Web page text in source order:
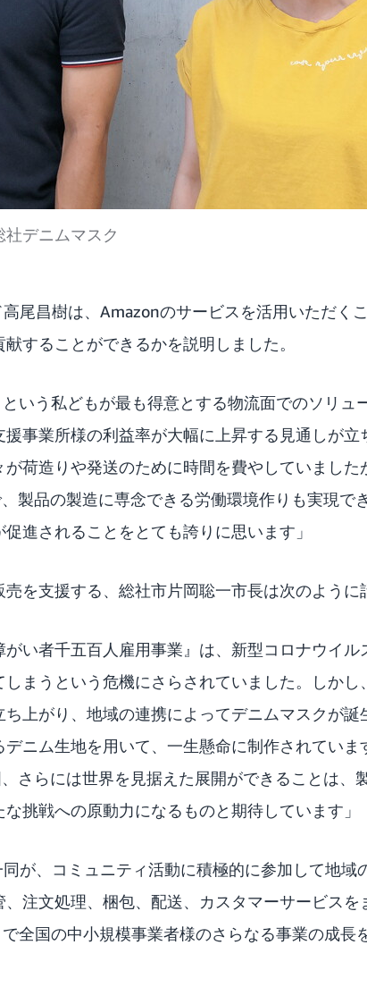
デニムマスク
尾昌樹は、Amazonのサービスを活用いただく
することができるかを説明しました。
という私どもが最も得意とする物流面でのソリュ
事業所様の利益率が大幅に上昇する見通しが立
荷造りや発送のために時間を費やしていました
製品の製造に専念できる労働環境作りも実現で
進されることをとても誇りに思います」
を支援する、総社市片岡聡一市長は次のように
がい者千五百人雇用事業』は、新型コロナウイ
まうという危機にさらされていました。しかし
上がり、地域の連携によってデニムマスクが誕
ニム生地を用いて、一生懸命に制作されていま
さらには世界を見据えた展開ができることは、
挑戦への原動力になるものと期待しています」
が、コミュニティ活動に積極的に参加して地域
注文処理、梱包、配送、カスタマーサービスを
全国の中小規模事業者様のさらなる事業の成長